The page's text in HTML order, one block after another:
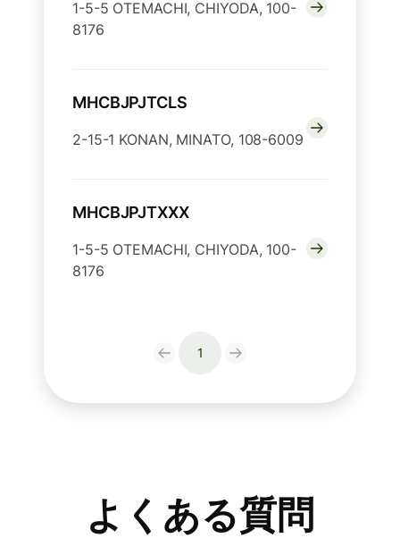
1-5-5 OTEMACHI, CHIYODA, 100-
8176
MHCBJPJTCLS
2-15-1 KONAN, MINATO, 108-6009
MHCBJPJTXXX
1-5-5 OTEMACHI, CHIYODA, 100-
8176
1
よくある質問